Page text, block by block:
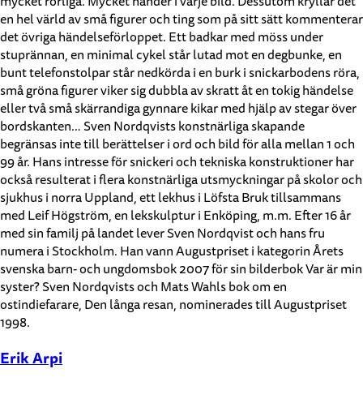
en hel värld av små figurer och ting som på sitt sätt kommenterar
det övriga händelseförloppet. Ett badkar med möss under
stuprännan, en minimal cykel står lutad mot en degbunke, en
bunt telefonstolpar står nedkörda i en burk i snickarbodens röra,
små gröna figurer viker sig dubbla av skratt åt en tokig händelse
eller två små skärrandiga gynnare kikar med hjälp av stegar över
bordskanten… Sven Nordqvists konstnärliga skapande
begränsas inte till berättelser i ord och bild för alla mellan 1 och
99 år. Hans intresse för snickeri och tekniska konstruktioner har
också resulterat i flera konstnärliga utsmyckningar på skolor och
sjukhus i norra Uppland, ett lekhus i Löfsta Bruk tillsammans
med Leif Högström, en lekskulptur i Enköping, m.m. Efter 16 år
med sin familj på landet lever Sven Nordqvist och hans fru
numera i Stockholm. Han vann Augustpriset i kategorin Årets
svenska barn- och ungdomsbok 2007 för sin bilderbok Var är min
syster? Sven Nordqvists och Mats Wahls bok om en
ostindiefarare, Den långa resan, nominerades till Augustpriset
1998.
Erik Arpi